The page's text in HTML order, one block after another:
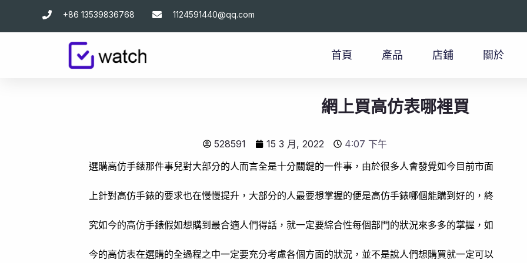
+86 13539836768 1124591440@qq.com
首頁 產品 店鋪 關於
網上買高仿表哪裡買
528591 15 3 月, 2022
4:07 下午
選購高仿手錶那件事兒對大部分的人而言全是十分關鍵的一件事，由於很多人會發覺如今目前市面
上針對高仿手錶的要求也在慢慢提升，大部分的人最要想掌握的便是高仿手錶哪個能購到好的，終
究如今的高仿手錶假如想購到最合適人們得話，就一定要綜合性每個部門的狀況來多多的掌握，如
今的高仿表在選購的全過程之中一定要充分考慮各個方面的狀況，並不是說人們想購買就一定可以